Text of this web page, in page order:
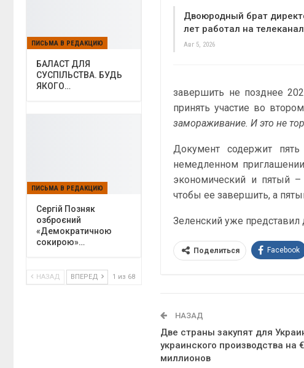
Двоюродный брат
лет работал на
Авг 5, 2026
завершить не позднее
принять участие во
замораживание. И это не
Документ содержит
немедленном
экономический и пятый
чтобы ее завершить, а
Зеленский уже
Поделиться Facebook
НАЗАД
Две страны закупят для
украинского производства на
миллионов
ПИСЬМА В РЕДАКЦИЮ
БАЛАСТ ДЛЯ
СУСПІЛЬСТВА. БУДЬ
ЯКОГО…
ПИСЬМА В РЕДАКЦИЮ
Сергій Позняк
озброєний
«Демократичною
сокирою»…
НАЗАД ВПЕРЕД 1 из 68